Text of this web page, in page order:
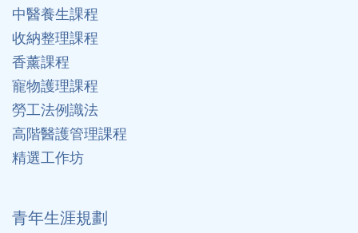
中醫養生課程
收納整理課程
香薰課程
寵物護理課程
勞工法例識法
高階醫護管理課程
精選工作坊
⻘年生涯規劃